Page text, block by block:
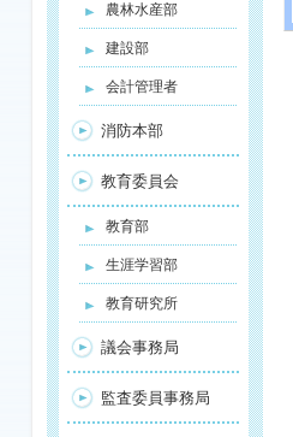
農林水産部
建設部
会計管理者
消防本部
教育委員会
教育部
生涯学習部
教育研究所
議会事務局
監査委員事務局